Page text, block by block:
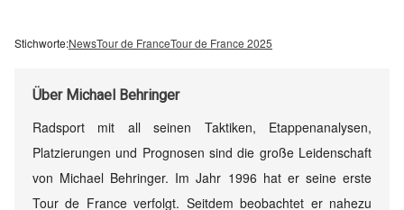
Stichworte:NewsTour de FranceTour de France 2025
Über Michael Behringer
Radsport mit all seinen Taktiken, Etappenanalysen,
Platzierungen und Prognosen sind die große Leidenschaft
von Michael Behringer. Im Jahr 1996 hat er seine erste
Tour de France verfolgt. Seitdem beobachtet er nahezu